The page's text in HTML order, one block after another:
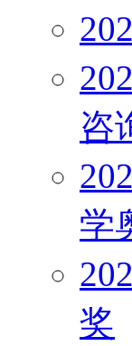
咨
学
奖